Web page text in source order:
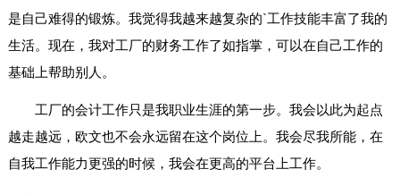
是自己难得的锻炼。我觉得我越来越复杂的`工作技能丰富了我的
生活。现在，我对工厂的财务工作了如指掌，可以在自己工作的
基础上帮助别人。
工厂的会计工作只是我职业生涯的第一步。我会以此为起点
越走越远，欧文也不会永远留在这个岗位上。我会尽我所能，在
自我工作能力更强的时候，我会在更高的平台上工作。